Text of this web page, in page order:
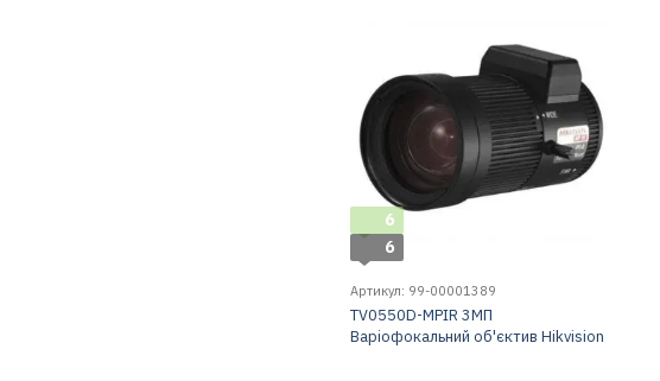
6
6
Артикул: 99-00001389
TV0550D-MPIR 3МП
Варіофокальний об'єктив Hikvision